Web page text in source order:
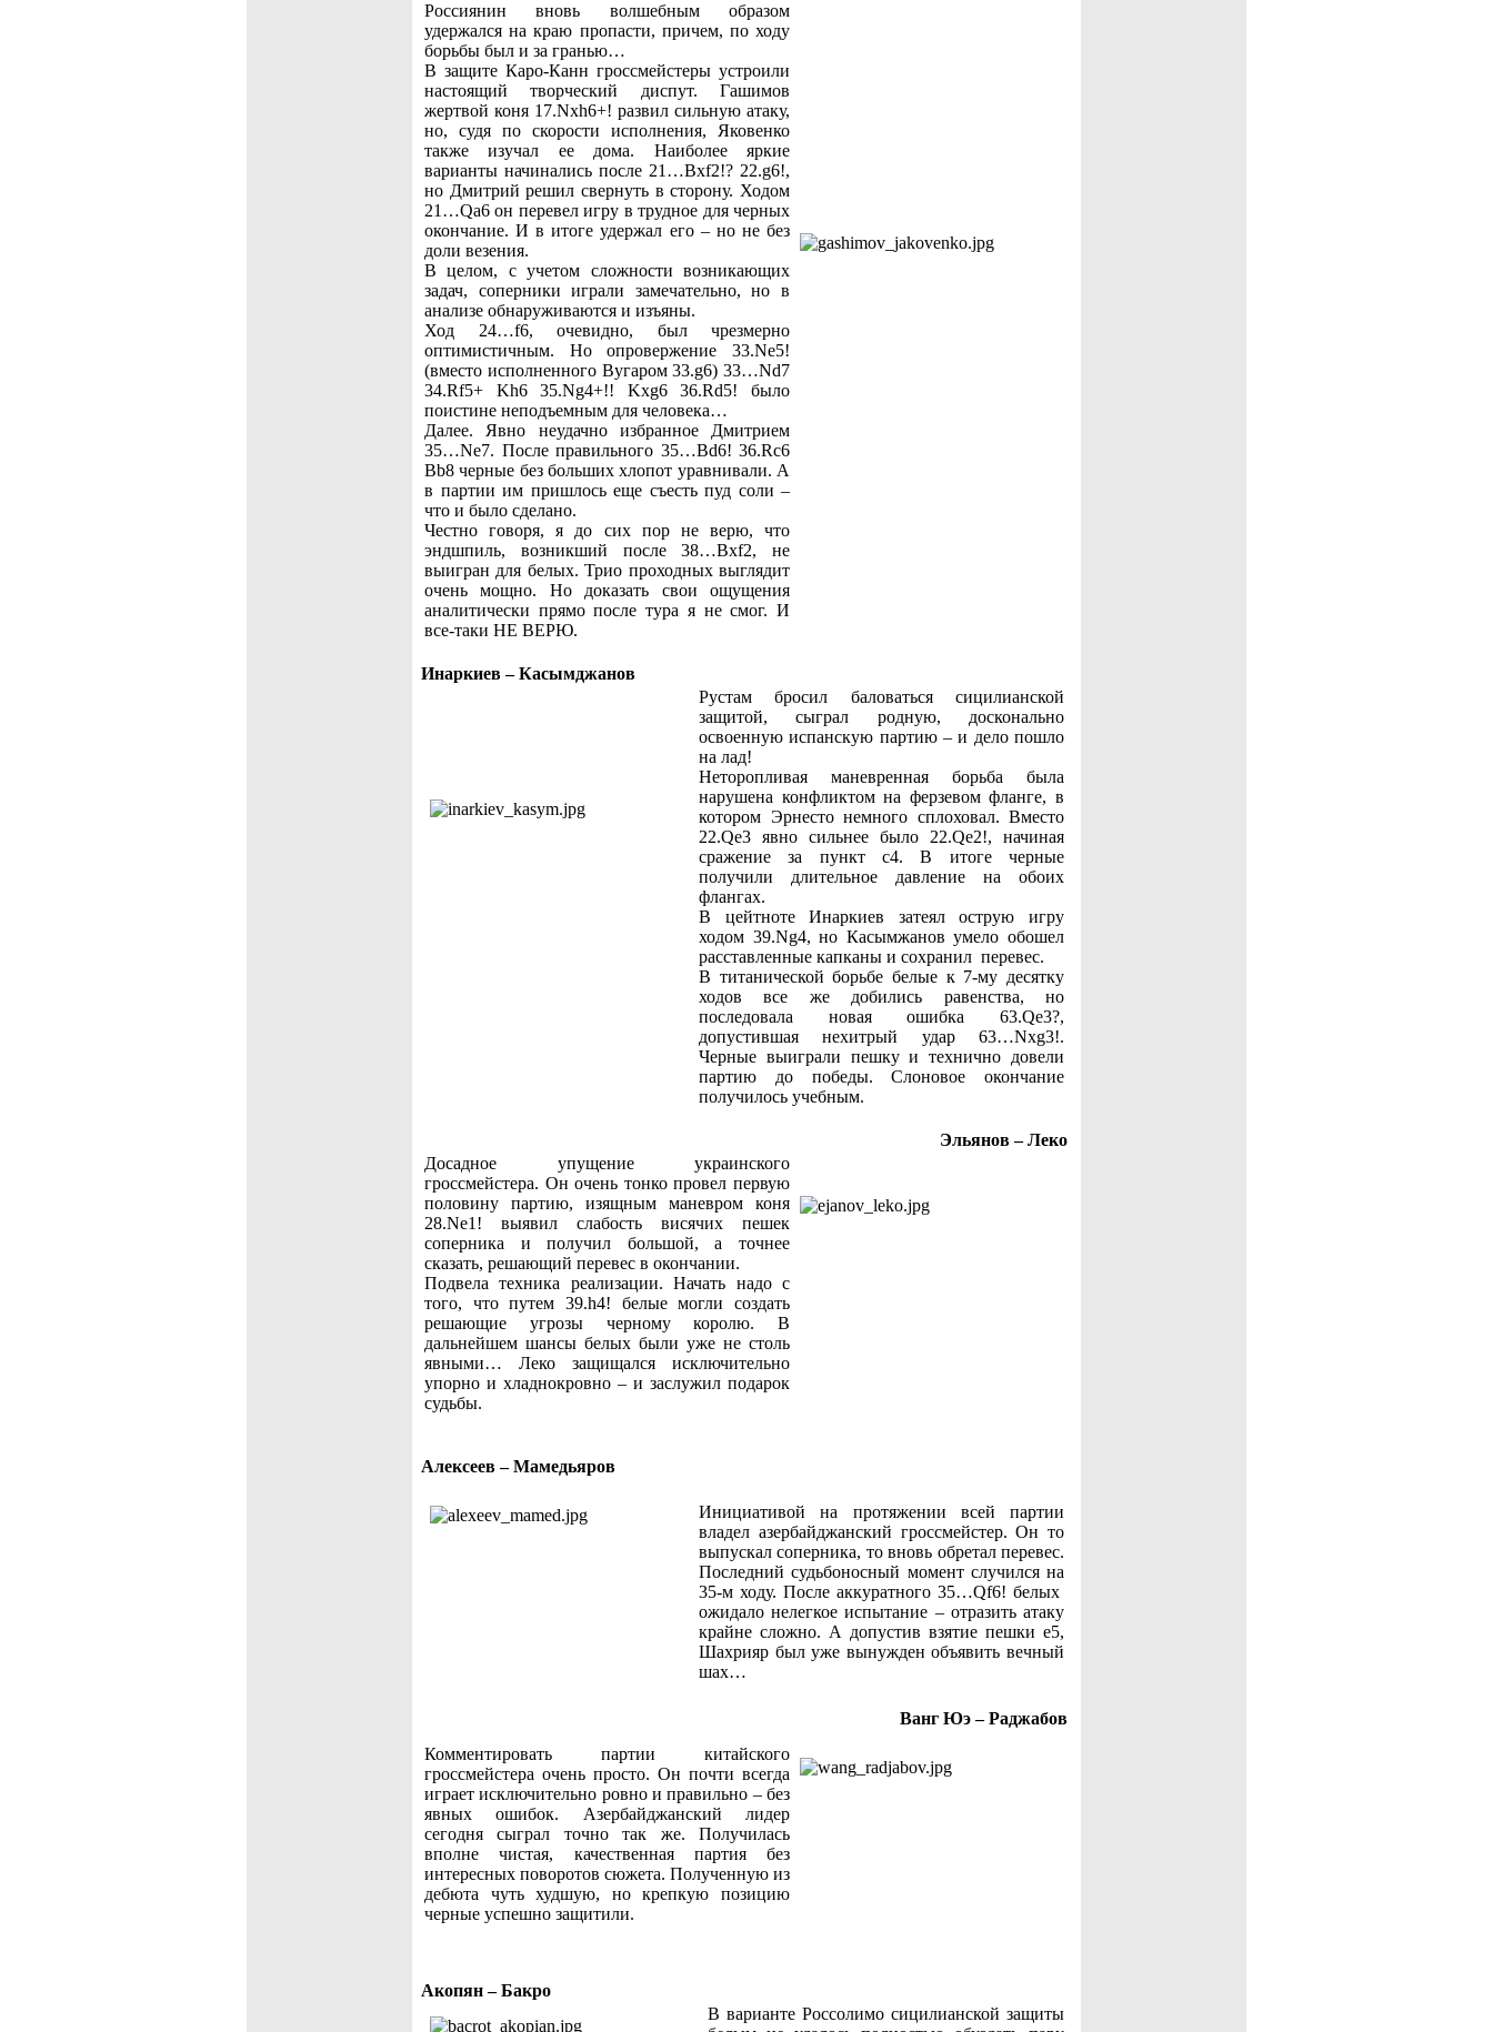
Россиянин вновь волшебным образом
удержался на краю пропасти, причем, по ходу
борьбы был и за гранью…
В защите Каро-Канн гроссмейстеры устроили
настоящий творческий диспут. Гашимов
жертвой коня 17.Nxh6+! развил сильную атаку,
но, судя по скорости исполнения, Яковенко
также изучал ее дома. Наиболее яркие
варианты начинались после 21…Bxf2!? 22.g6!,
но Дмитрий решил свернуть в сторону. Ходом
21…Qa6 он перевел игру в трудное для черных
окончание. И в итоге удержал его – но не без
доли везения.
В целом, с учетом сложности возникающих
задач, соперники играли замечательно, но в
анализе обнаруживаются и изъяны.
Ход 24…f6, очевидно, был чрезмерно
оптимистичным. Но опровержение 33.Ne5!
(вместо исполненного Вугаром 33.g6) 33…Nd7
34.Rf5+ Kh6 35.Ng4+!! Kxg6 36.Rd5! было
поистине неподъемным для человека…
Далее. Явно неудачно избранное Дмитрием
35…Ne7. После правильного 35…Bd6! 36.Rc6
Bb8 черные без больших хлопот уравнивали. А
в партии им пришлось еще съесть пуд соли –
что и было сделано.
Честно говоря, я до сих пор не верю, что
эндшпиль, возникший после 38…Bxf2, не
выигран для белых. Трио проходных выглядит
очень мощно. Но доказать свои ощущения
аналитически прямо после тура я не смог. И
все-таки НЕ ВЕРЮ.
Инаркиев – Касымджанов
Рустам бросил баловаться сицилианской
защитой, сыграл родную, досконально
освоенную испанскую партию – и дело пошло
на лад!
Неторопливая маневренная борьба была
нарушена конфликтом на ферзевом фланге, в
котором Эрнесто немного сплоховал. Вместо
22.Qe3 явно сильнее было 22.Qe2!, начиная
сражение за пункт c4. В итоге черные
получили длительное давление на обоих
флангах.
В цейтноте Инаркиев затеял острую игру
ходом 39.Ng4, но Касымжанов умело обошел
расставленные капканы и сохранил перевес.
В титанической борьбе белые к 7-му десятку
ходов все же добились равенства, но
последовала новая ошибка 63.Qe3?,
допустившая нехитрый удар 63…Nxg3!.
Черные выиграли пешку и технично довели
партию до победы. Слоновое окончание
получилось учебным.
Эльянов – Леко
Досадное упущение украинского
гроссмейстера. Он очень тонко провел первую
половину партию, изящным маневром коня
28.Ne1! выявил слабость висячих пешек
соперника и получил большой, а точнее
сказать, решающий перевес в окончании.
Подвела техника реализации. Начать надо с
того, что путем 39.h4! белые могли создать
решающие угрозы черному королю. В
дальнейшем шансы белых были уже не столь
явными… Леко защищался исключительно
упорно и хладнокровно – и заслужил подарок
судьбы.
Алексеев – Мамедьяров
Инициативой на протяжении всей партии
владел азербайджанский гроссмейстер. Он то
выпускал соперника, то вновь обретал перевес.
Последний судьбоносный момент случился на
35-м ходу. После аккуратного 35…Qf6! белых
ожидало нелегкое испытание – отразить атаку
крайне сложно. А допустив взятие пешки e5,
Шахрияр был уже вынужден объявить вечный
шах…
Ванг Юэ – Раджабов
Комментировать партии китайского
гроссмейстера очень просто. Он почти всегда
играет исключительно ровно и правильно – без
явных ошибок. Азербайджанский лидер
сегодня сыграл точно так же. Получилась
вполне чистая, качественная партия без
интересных поворотов сюжета. Полученную из
дебюта чуть худшую, но крепкую позицию
черные успешно защитили.
Акопян – Бакро
В варианте Россолимо сицилианской защиты